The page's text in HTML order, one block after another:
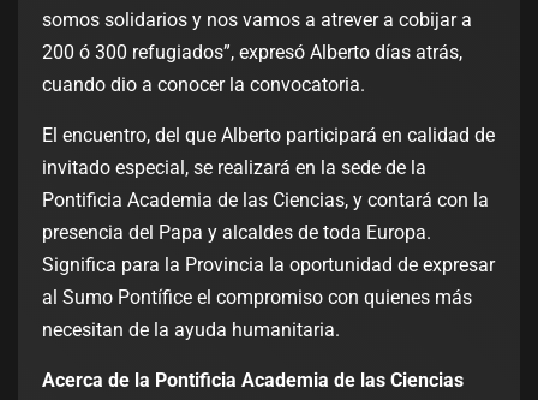
somos solidarios y nos vamos a atrever a cobijar a
200 ó 300 refugiados”, expresó Alberto días atrás,
cuando dio a conocer la convocatoria.
El encuentro, del que Alberto participará en calidad de
invitado especial, se realizará en la sede de la
Pontificia Academia de las Ciencias, y contará con la
presencia del Papa y alcaldes de toda Europa.
Significa para la Provincia la oportunidad de expresar
al Sumo Pontífice el compromiso con quienes más
necesitan de la ayuda humanitaria.
Acerca de la Pontificia Academia de las Ciencias